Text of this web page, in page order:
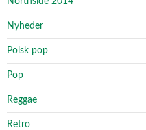
Nyheder
Polsk pop
Pop
Reggae
Retro